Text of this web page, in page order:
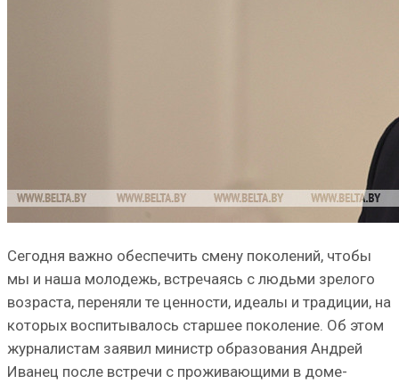
Сегодня важно обеспечить смену поколений, чтобы
мы и наша молодежь, встречаясь с людьми зрелого
возраста, переняли те ценности, идеалы и традиции, на
которых воспитывалось старшее поколение. Об этом
журналистам заявил министр образования Андрей
Иванец после встречи с проживающими в доме-